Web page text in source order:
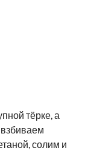
тёрке, а
солим и